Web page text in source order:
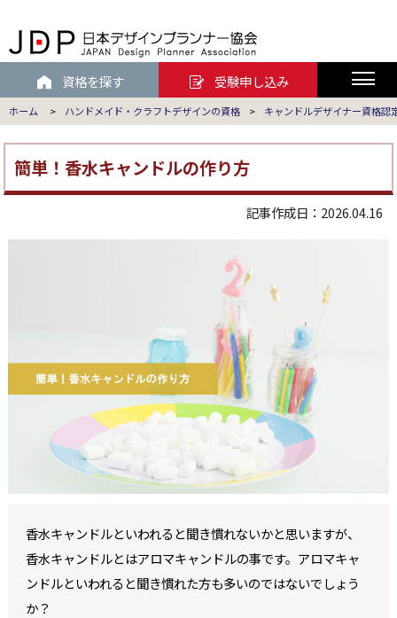
資格を探す 受験申し込み
ホーム > ハンドメイド・クラフトデザインの資格 > キャンドルデザイナー資格認
簡単！香水キャンドルの作り方
記事作成日：2026.04.16
香水キャンドルといわれると聞き慣れないかと思いますが、
香水キャンドルとはアロマキャンドルの事です。アロマキャ
ンドルといわれると聞き慣れた方も多いのではないでしょう
か？